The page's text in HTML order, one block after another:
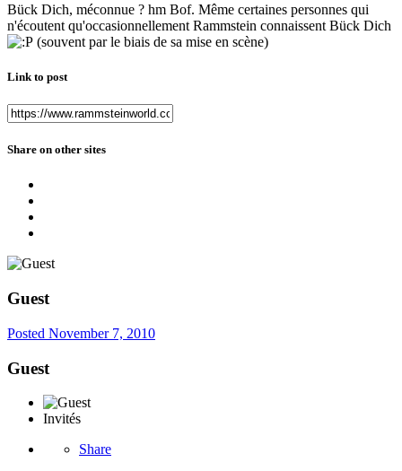
Bück Dich, méconnue ? hm Bof. Même certaines personnes qui
n'écoutent qu'occasionnellement Rammstein connaissent Bück Dich
(souvent par le biais de sa mise en scène)
Link to post
Share on other sites
Guest
Posted November 7, 2010
Guest
Invités
Share